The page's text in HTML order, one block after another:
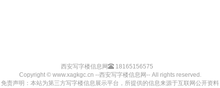
西安写字楼信息网
18165156575
Copyright © www.xagkgc.cn --西安写字楼信息网-- All rights reserved.
免责声明：本站为第三方写字楼信息展示平台，所提供的信息来源于互联网公开资料